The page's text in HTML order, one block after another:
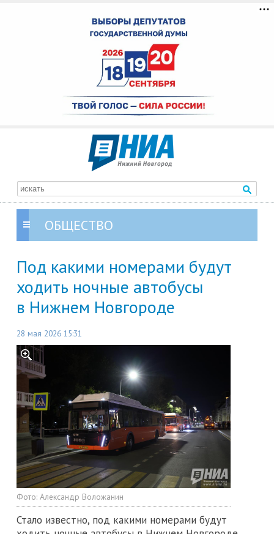
ОБЩЕСТВО
Под какими номерами будут
ходить ночные автобусы
в Нижнем Новгороде
28 мая 2026 15:31
Фото: Александр Воложанин
Стало известно, под какими номерами будут